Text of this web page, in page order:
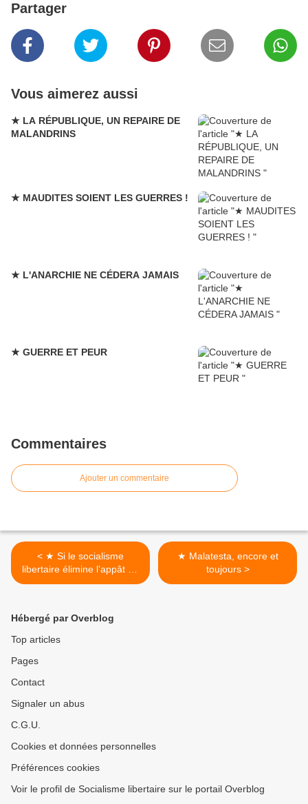
Partager
Vous aimerez aussi
★ LA RÉPUBLIQUE, UN REPAIRE DE
MALANDRINS
★ MAUDITES SOIENT LES GUERRES !
★ L'ANARCHIE NE CÉDERA JAMAIS
★ GUERRE ET PEUR
Commentaires
Ajouter un commentaire
< ★ Si le socialisme
libertaire élimine l’appât du
gain...
★ Malatesta, encore et
toujours >
Hébergé par Overblog
Top articles
Pages
Contact
Signaler un abus
C.G.U.
Cookies et données personnelles
Préférences cookies
Voir le profil de Socialisme libertaire sur le portail Overblog